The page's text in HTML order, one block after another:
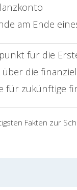
Fakten zur
am Ende
für die
die
für zukünftige